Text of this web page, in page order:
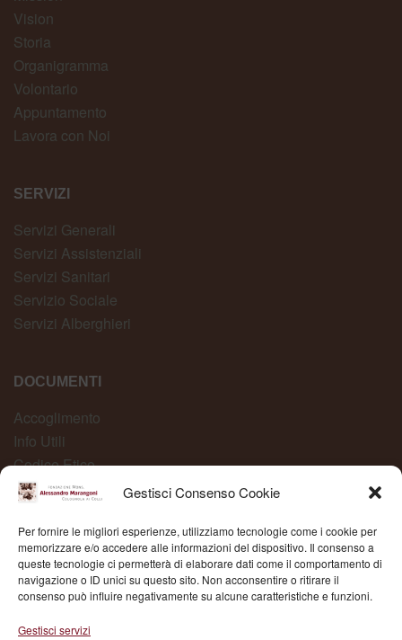
Gestisci Consenso Cookie
Per fornire le migliori esperienze, utilizziamo tecnologie come i cookie per
memorizzare e/o accedere alle informazioni del dispositivo. Il consenso a
queste tecnologie ci permetterà di elaborare dati come il comportamento di
navigazione o ID unici su questo sito. Non acconsentire o ritirare il
consenso può influire negativamente su alcune caratteristiche e funzioni.
Gestisci servizi
Vision
Storia
Organigramma
Volontario
Appuntamento
Lavora con Noi
SERVIZI
Servizi Generali
Servizi Assistenziali
Servizi Sanitari
Servizio Sociale
Servizi Alberghieri
DOCUMENTI
Accoglimento
Info Utili
Codice Etico
Carta dei Servizi
Whistleblowing
Fond. Mons. Alessandro Marangoni © 2025 | P.IVA